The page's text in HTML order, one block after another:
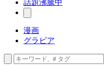
話題沸騰中
漫画
グラビア